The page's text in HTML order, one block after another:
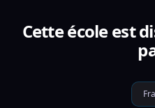
Cette école est